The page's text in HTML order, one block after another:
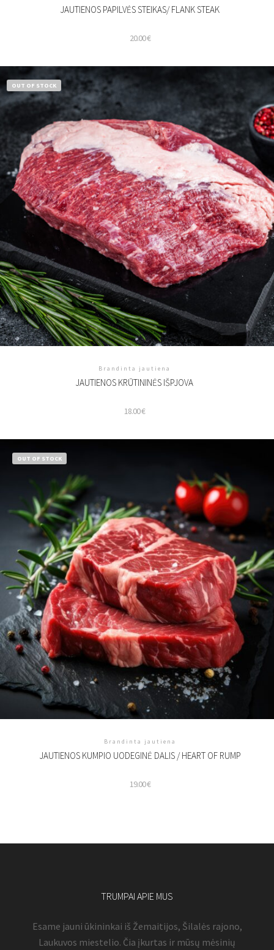
JAUTIENOS PAPILVĖS STEIKAS/ FLANK STEAK
20.00€
OUT OF STOCK
Brandinta jautiena
JAUTIENOS KRŪTININĖS IŠPJOVA
18.00€
OUT OF STOCK
Brandinta jautiena
JAUTIENOS KUMPIO UODEGINĖ DALIS / HEART OF RUMP
19.00€
TRUMPAI APIE MUS
Esame jauni ūkininkai iš Žemaitijos, Šilalės rajono,
Laukuvos miestelio. Čia įkurtas ir mūsų mėsinių